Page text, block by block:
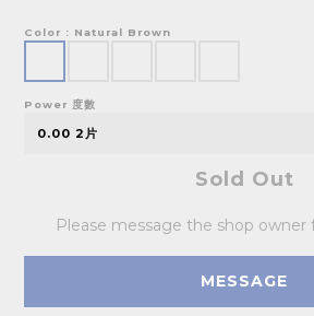
Color : Natural Brown
Power 度數
Sold Out
Please message the shop owner
MESSAGE